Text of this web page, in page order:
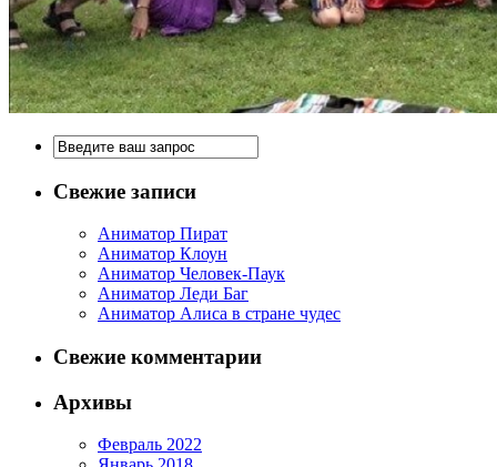
Свежие записи
Аниматор Пират
Аниматор Клоун
Аниматор Человек-Паук
Аниматор Леди Баг
Аниматор Алиса в стране чудес
Свежие комментарии
Архивы
Февраль 2022